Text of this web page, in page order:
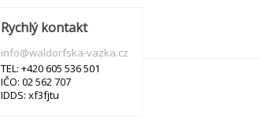
Rychlý kontakt
info@waldorfska-vazka.cz
TEL: +420 605 536 501
IČO: 02 562 707
IDDS: xf3fjtu